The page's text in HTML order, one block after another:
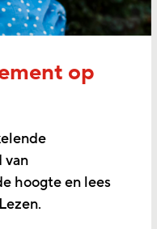
op
van
hoogte en lees